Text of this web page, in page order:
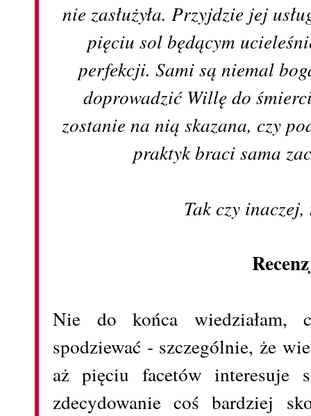
nie zasłużyła. Przyjdzie jej
pięciu sol będącym
perfekcji. Sami są niemal
doprowadzić Willę do
zostanie na nią skazana, czy
praktyk braci sama
Tak czy inaczej,
Nie do końca wiedziałam,
spodziewać - szczególnie, że
aż pięciu facetów interesuje
zdecydowanie coś bardziej